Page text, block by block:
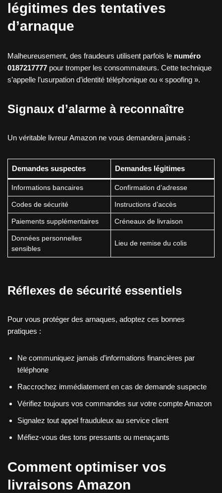
légitimes des tentatives
d’arnaque
Malheureusement, des fraudeurs utilisent parfois le numéro
0187217777 pour tromper les consommateurs. Cette technique
s’appelle l’usurpation d’identité téléphonique ou « spoofing ».
Signaux d’alarme à reconnaître
Un véritable livreur Amazon ne vous demandera jamais :
Demandes suspectes Demandes légitimes
Informations bancaires Confirmation d’adresse
Codes de sécurité Instructions d’accès
Paiements supplémentaires Créneaux de livraison
Données personnelles
sensibles
Lieu de remise du colis
Réflexes de sécurité essentiels
Pour vous protéger des arnaques, adoptez ces bonnes
pratiques :
Ne communiquez jamais d’informations financières par
téléphone
Raccrochez immédiatement en cas de demande suspecte
Vérifiez toujours vos commandes sur votre compte Amazon
Signalez tout appel frauduleux au service client
Méfiez-vous des tons pressants ou menaçants
Comment optimiser vos
livraisons Amazon